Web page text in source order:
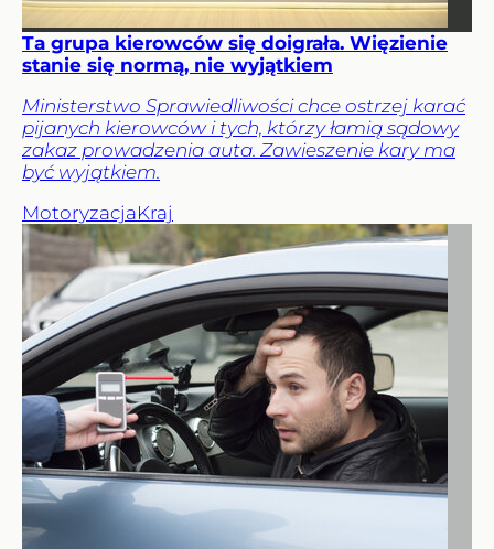
Ta grupa kierowców się doigrała. Więzienie
stanie się normą, nie wyjątkiem
Ministerstwo Sprawiedliwości chce ostrzej karać
pijanych kierowców i tych, którzy łamią sądowy
zakaz prowadzenia auta. Zawieszenie kary ma
być wyjątkiem.
MotoryzacjaKraj